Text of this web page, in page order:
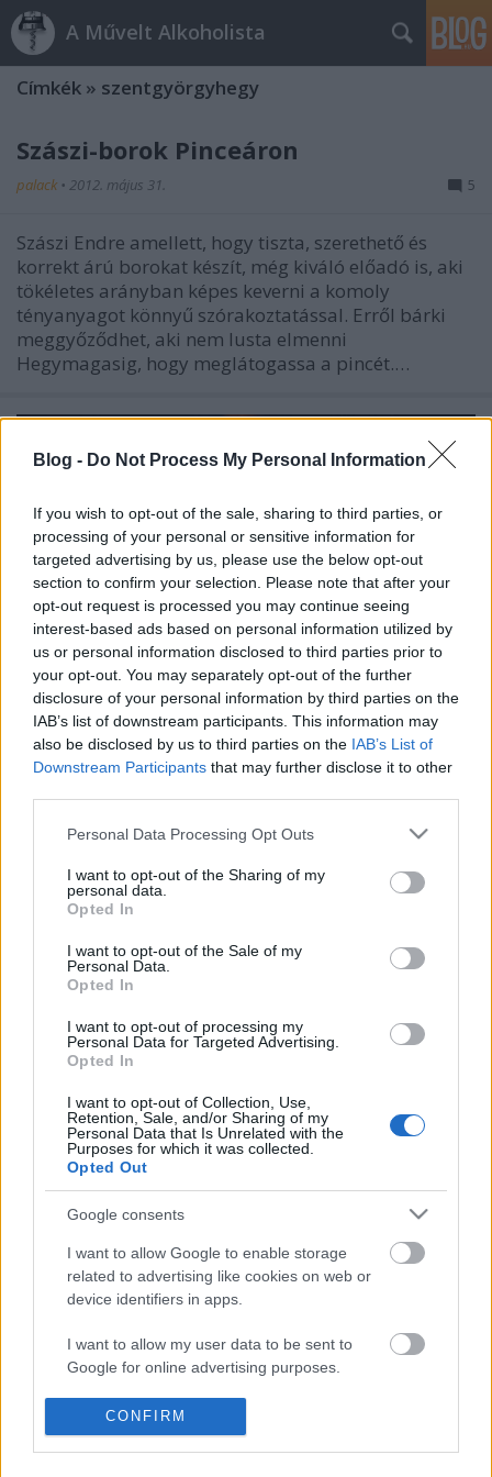
Blog - Do Not Process My Personal Information
If you wish to opt-out of the sale, sharing to third parties, or
processing of your personal or sensitive information for
targeted advertising by us, please use the below opt-out
section to confirm your selection. Please note that after your
opt-out request is processed you may continue seeing
interest-based ads based on personal information utilized by
us or personal information disclosed to third parties prior to
your opt-out. You may separately opt-out of the further
disclosure of your personal information by third parties on the
IAB’s list of downstream participants. This information may
also be disclosed by us to third parties on the IAB’s List of
Downstream Participants that may further disclose it to other
Please note that this website/app uses one or more Google
not limited to your visit or usage behaviour. You may click to
grant or deny consent to Google and its third-party tags to
use your data for below specified purposes in below Google
consent section.
Personal Data Processing Opt Outs
I want to opt-out of the Sharing of my
personal data.
Opted In
I want to opt-out of the Sale of my
Personal Data.
Opted In
I want to opt-out of processing my
Personal Data for Targeted Advertising.
Opted In
I want to opt-out of Collection, Use,
Retention, Sale, and/or Sharing of my
Personal Data that Is Unrelated with the
Purposes for which it was collected.
Opted Out
Google consents
I want to allow Google to enable storage
related to advertising like cookies on web or
device identifiers in apps.
I want to allow my user data to be sent to
Google for online advertising purposes.
I want to allow Google to send me
personalized advertising.
CONFIRM
A Művelt Alkoholista
Címkék » szentgyörgyhegy
Szászi-borok Pinceáron
palack • 2012. május 31. 5
Szászi Endre amellett, hogy tiszta, szerethető és
korrekt árú borokat készít, még kiváló előadó is, aki
tökéletes arányban képes keverni a komoly
tényanyagot könnyű szórakoztatással. Erről bárki
meggyőződhet, aki nem lusta elmenni
Hegymagasig, hogy meglátogassa a pincét.…
Brunello di Monte San Giorgio
Mégiscsak volt valami értelme az idétlen pöttyöknek,
ha nem is úgy, ahogy azt megálmodói gondolták.
Annak idején ugyanis többen felkaptuk a fejünk a
szentgyörgy-hegyi terroirt hűen tükröző sangiovese
felbukkanására. Tényleg csak bukkanás volt, hiszen
– alighanem ennek…
Szászi Endre Szentgyörgy-hegyi
Olaszrizling 2006
Tegnap ittam
vörös és fehér•2009. április 14.
Új sorozatot indítunk, melynek célja gyermekien
egyszerű: rapid posztokban beszámolni egy-egy
borélményünkről. Az utóbbi időkben többen is
leginkább tematikusan iszunk, s ugyanígy írunk a
borokról. Bemutatunk termelőket, s boraikat; mini-
sorozatok keretében fajtaborokat bontunk;…
Mire jó egy Index-tréning?
Szászi Endre-szortiment Balatonszemesen
Albert gazda•2009. január 22.